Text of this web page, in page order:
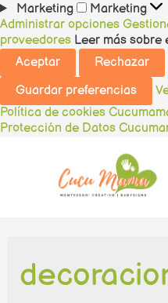
Marketing
Marketing
Administrar opciones
proveedores Leer más sobre
Aceptar
Rechazar
Guardar preferencias
Política de cookies
Protección de Datos